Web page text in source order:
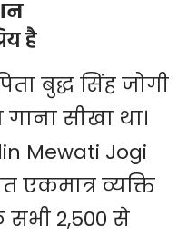
है
बुद्ध सिंह जोगी
सीखा था।
Mewati Jogi
एकमात्र व्यक्ति
2,500 से